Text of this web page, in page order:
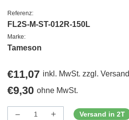
Referenz:
FL2S-M-ST-012R-150L
Marke:
Tameson
Regulärer
Preis
€11,07 inkl. MwSt. zzgl. Versand
Regulärer
Preis
€9,30 ohne MwSt.
Menge
Menge
Versand in 2T